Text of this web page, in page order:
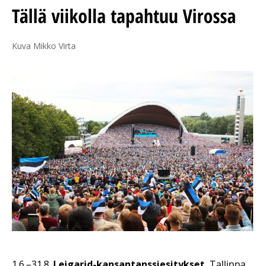
Tällä viikolla tapahtuu Virossa
Kuva Mikko Virta